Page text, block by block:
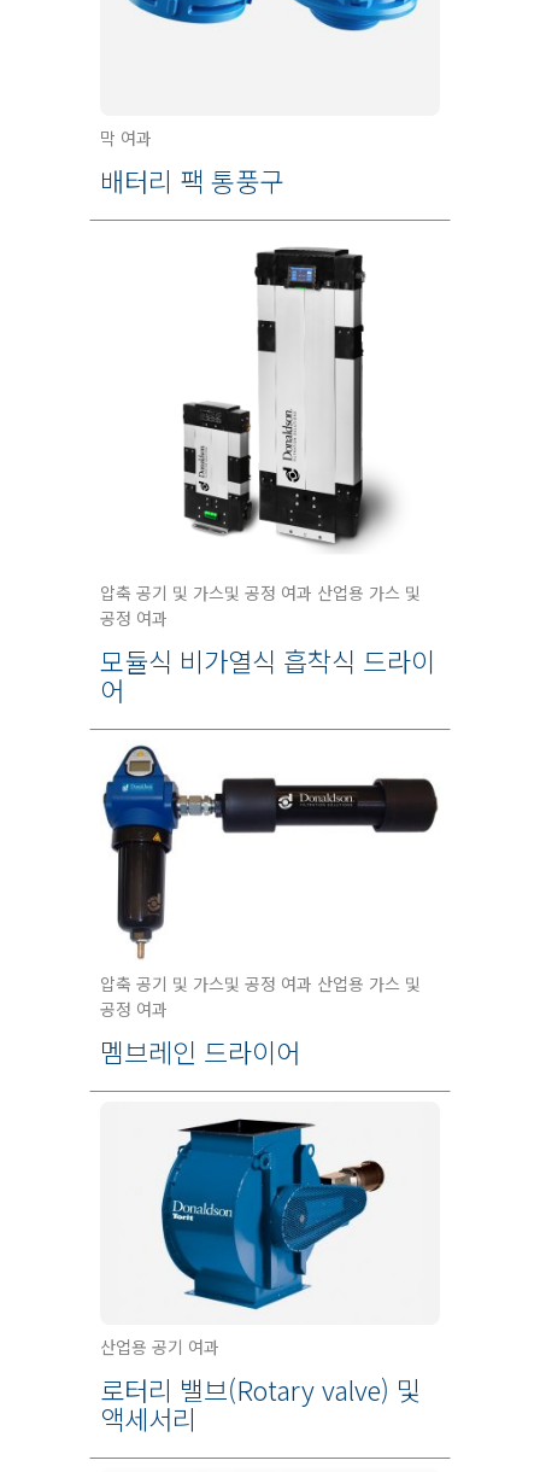
막 여과
배터리 팩 통풍구
압축 공기 및 가스및 공정 여과 산업용 가스 및
공정 여과
모듈식 비가열식 흡착식 드라이
어
압축 공기 및 가스및 공정 여과 산업용 가스 및
공정 여과
멤브레인 드라이어
산업용 공기 여과
로터리 밸브(Rotary valve) 및
액세서리